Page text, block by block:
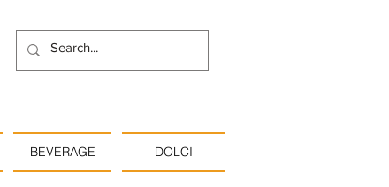
BEVERAGE DOLCI